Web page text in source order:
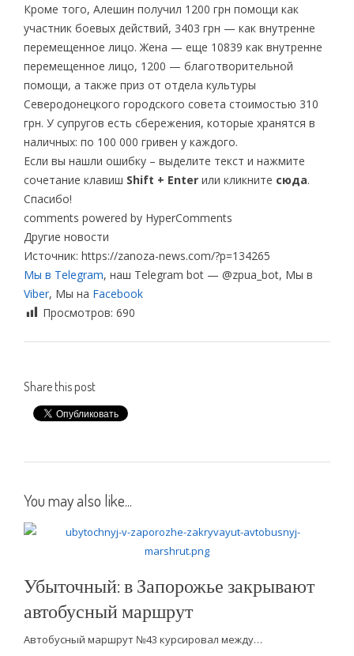
Кроме того, Алешин получил 1200 грн помощи как
участник боевых действий, 3403 грн — как внутренне
перемещенное лицо. Жена — еще 10839 как внутренне
перемещенное лицо, 1200 — благотворительной
помощи, а также приз от отдела культуры
Северодонецкого городского совета стоимостью 310
грн. У супругов есть сбережения, которые хранятся в
наличных: по 100 000 гривен у каждого.
Если вы нашли ошибку – выделите текст и нажмите
сочетание клавиш Shift + Enterили кликните сюда.
Спасибо!
comments powered by HyperComments
Другие новости
Источник: https://zanoza-news.com/?p=134265
Мы в Telegram, наш Telegram bot — @zpua_bot, Мы в
Viber, Мы на Facebook
Просмотров: 690
Share this post
You may also like...
Убыточный: в Запорожье закрывают
автобусный маршрут
Автобусный маршрут №43 курсировал между…